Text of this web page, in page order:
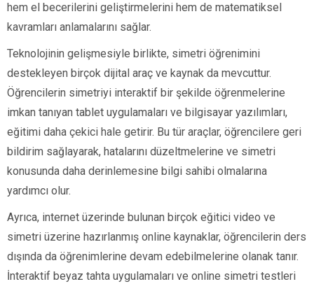
hem el becerilerini geliştirmelerini hem de matematiksel
kavramları anlamalarını sağlar.
Teknolojinin gelişmesiyle birlikte, simetri öğrenimini
destekleyen birçok dijital araç ve kaynak da mevcuttur.
Öğrencilerin simetriyi interaktif bir şekilde öğrenmelerine
imkan tanıyan tablet uygulamaları ve bilgisayar yazılımları,
eğitimi daha çekici hale getirir. Bu tür araçlar, öğrencilere geri
bildirim sağlayarak, hatalarını düzeltmelerine ve simetri
konusunda daha derinlemesine bilgi sahibi olmalarına
yardımcı olur.
Ayrıca, internet üzerinde bulunan birçok eğitici video ve
simetri üzerine hazırlanmış online kaynaklar, öğrencilerin ders
dışında da öğrenimlerine devam edebilmelerine olanak tanır.
İnteraktif beyaz tahta uygulamaları ve online simetri testleri